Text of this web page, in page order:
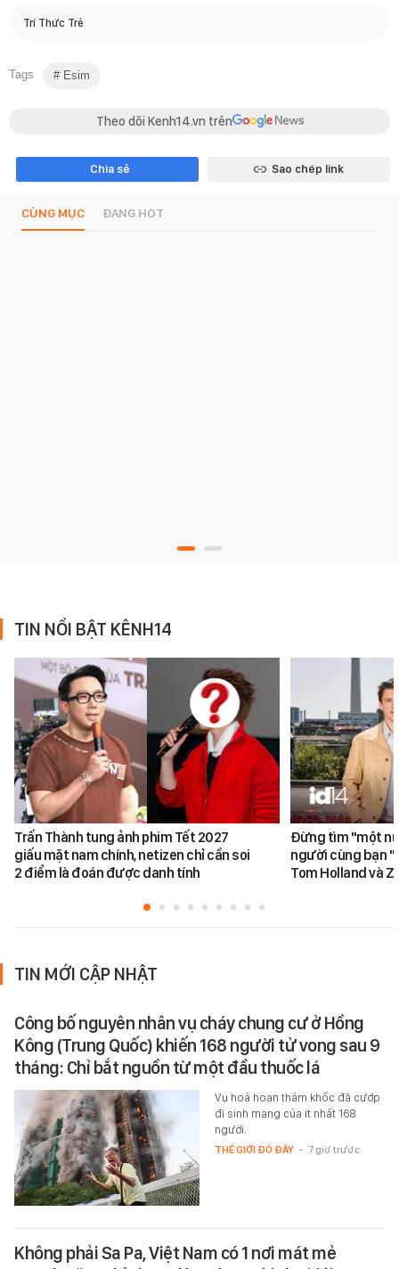
Trí Thức Trẻ
Tags Esim
Theo dõi Kenh14.vn trên
Chia sẻ Sao chép link
CÙNG MỤC ĐANG HOT
TIN NỔI BẬT KÊNH14
Trấn Thành tung ảnh phim Tết 2027
giấu mặt nam chính, netizen chỉ cần soi
2 điểm là đoán được danh tính
Đừng tìm "một
người cùng bạn
Tom Holland và
TIN MỚI CẬP NHẬT
Công bố nguyên nhân vụ cháy chung cư ở Hồng
Kông (Trung Quốc) khiến 168 người tử vong sau 9
tháng: Chỉ bắt nguồn từ một đầu thuốc lá
Vụ hoả hoạn thảm khốc đã cướp
đi sinh mạng của ít nhất 168
người.
THẾ GIỚI ĐÓ ĐÂY - 7 giờ trước
Không phải Sa Pa, Việt Nam có 1 nơi mát mẻ